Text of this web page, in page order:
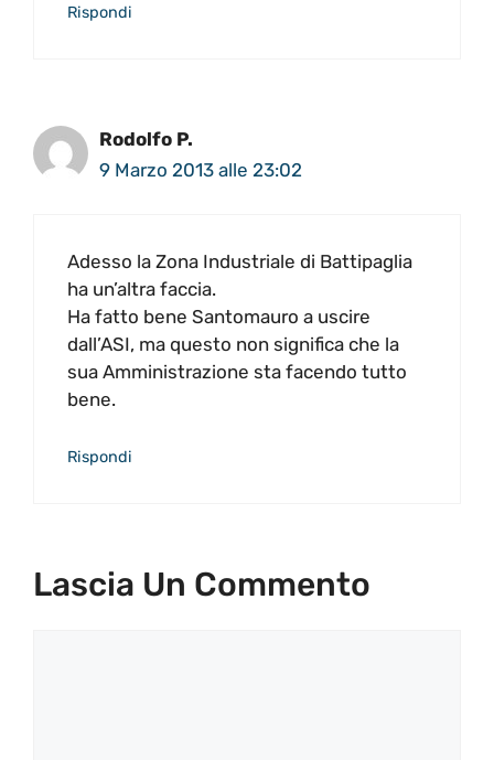
Rispondi
Rodolfo P.
9 Marzo 2013 alle 23:02
Adesso la Zona Industriale di Battipaglia
ha un’altra faccia.
Ha fatto bene Santomauro a uscire
dall’ASI, ma questo non significa che la
sua Amministrazione sta facendo tutto
bene.
Rispondi
Lascia Un Commento